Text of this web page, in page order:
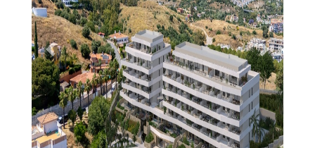
Previous Next